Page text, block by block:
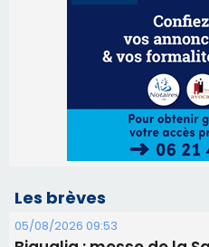
Biguglia : messe de la
procession le 14 août
Tennis - Début ce
82ème anniversaire de
Commandant Antoine